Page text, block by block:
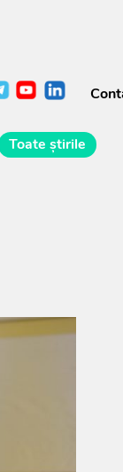
Toate știrile